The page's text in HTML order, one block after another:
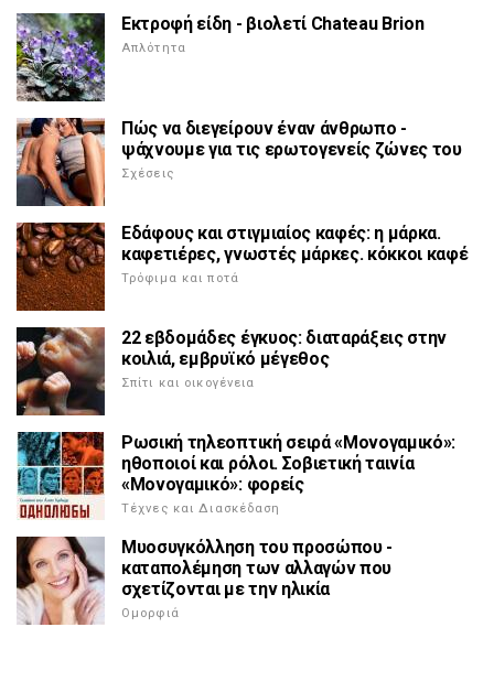
Εκτροφή είδη - βιολετί Chateau Brion
Απλότητα
Πώς να διεγείρουν έναν άνθρωπο -
ψάχνουμε για τις ερωτογενείς ζώνες του
Σχέσεις
Εδάφους και στιγμιαίος καφές: η μάρκα.
καφετιέρες, γνωστές μάρκες. κόκκοι καφέ
Τρόφιμα και ποτά
22 εβδομάδες έγκυος: διαταράξεις στην
κοιλιά, εμβρυϊκό μέγεθος
Σπίτι και οικογένεια
Ρωσική τηλεοπτική σειρά «Μονογαμικό»:
ηθοποιοί και ρόλοι. Σοβιετική ταινία
«Μονογαμικό»: φορείς
Τέχνες και Διασκέδαση
Μυοσυγκόλληση του προσώπου -
καταπολέμηση των αλλαγών που
σχετίζονται με την ηλικία
Ομορφιά